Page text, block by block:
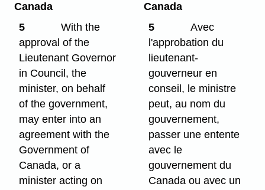
Canada
5
With the
approval of the
Lieutenant Governor
in Council, the
minister, on behalf
of the government,
may enter into an
agreement with the
Government of
Canada, or a
minister acting on
Canada
5
Avec
l'approbation du
lieutenant-
gouverneur en
conseil, le ministre
peut, au nom du
gouvernement,
passer une entente
avec le
gouvernement du
Canada ou avec un